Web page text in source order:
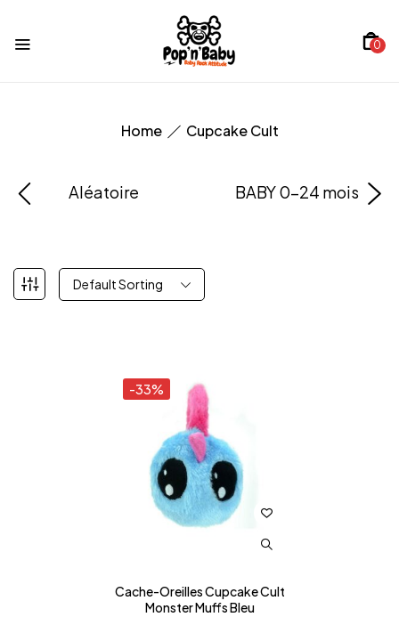
0
Home Cupcake Cult
Aléatoire BABY 0-24 mois
Default Sorting
-33%
Cache-Oreilles Cupcake Cult
Monster Muffs Bleu